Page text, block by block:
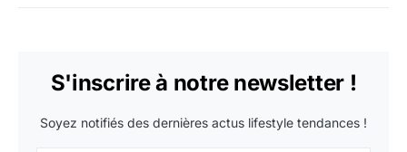
S'inscrire à notre newsletter !
Soyez notifiés des dernières actus lifestyle tendances !